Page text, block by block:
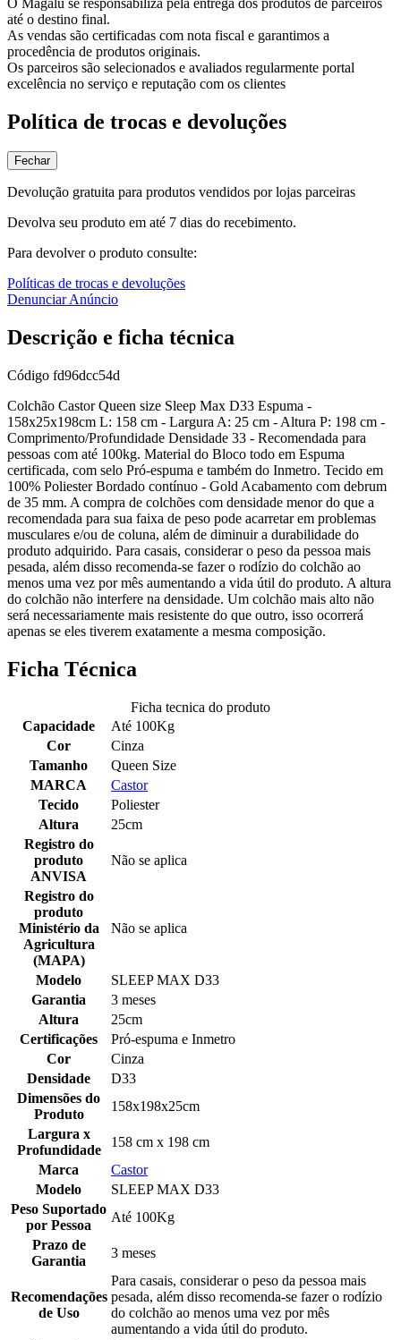
até o destino final.
As vendas são certificadas com nota fiscal e garantimos a
procedência de produtos originais.
Os parceiros são selecionados e avaliados regularmente portal
excelência no serviço e reputação com os clientes
Política de trocas e devoluções
Fechar
Devolução gratuita para produtos vendidos por lojas parceiras
Devolva seu produto em até 7 dias do recebimento.
Para devolver o produto consulte:
Políticas de trocas e devoluções
Denunciar Anúncio
Descrição e ficha técnica
Código fd96dcc54d
Colchão Castor Queen size Sleep Max D33 Espuma -
158x25x198cm L: 158 cm - Largura A: 25 cm - Altura P: 198 cm -
Comprimento/Profundidade Densidade 33 - Recomendada para
pessoas com até 100kg. Material do Bloco todo em Espuma
certificada, com selo Pró-espuma e também do Inmetro. Tecido em
100% Poliester Bordado contínuo - Gold Acabamento com debrum
de 35 mm. A compra de colchões com densidade menor do que a
recomendada para sua faixa de peso pode acarretar em problemas
musculares e/ou de coluna, além de diminuir a durabilidade do
produto adquirido. Para casais, considerar o peso da pessoa mais
pesada, além disso recomenda-se fazer o rodízio do colchão ao
menos uma vez por mês aumentando a vida útil do produto. A altura
do colchão não interfere na densidade. Um colchão mais alto não
será necessariamente mais resistente do que outro, isso ocorrerá
apenas se eles tiverem exatamente a mesma composição.
Ficha Técnica
Ficha tecnica do produto
Capacidade
Até 100Kg
Cor
Cinza
Tamanho
Queen Size
MARCA
Castor
Tecido
Poliester
Altura
25cm
Registro do
produto
ANVISA
Não se aplica
Registro do
produto
Ministério da
Agricultura
(MAPA)
Não se aplica
Modelo
SLEEP MAX D33
Garantia
3 meses
Altura
25cm
Certificações
Pró-espuma e Inmetro
Cor
Cinza
Densidade
D33
Dimensões do
Produto
158x198x25cm
Largura x
Profundidade
158 cm x 198 cm
Marca
Castor
Modelo
SLEEP MAX D33
Peso Suportado
por Pessoa
Até 100Kg
Prazo de
Garantia
3 meses
Recomendações
de Uso
Para casais, considerar o peso da pessoa mais
pesada, além disso recomenda-se fazer o rodízio
do colchão ao menos uma vez por mês
aumentando a vida útil do produto.